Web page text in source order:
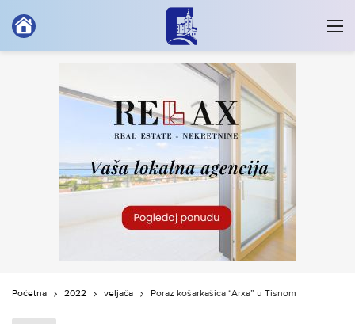
Početna 2022 veljača Poraz košarkašica “Arxa” u Tisnom